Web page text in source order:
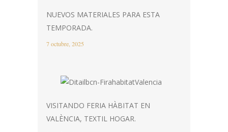
NUEVOS MATERIALES PARA ESTA
TEMPORADA.
7 octubre, 2025
VISITANDO FERIA HÀBITAT EN
VALÈNCIA, TEXTIL HOGAR.